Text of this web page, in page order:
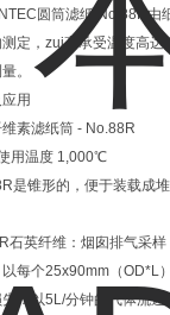
圆筒滤纸 No.88R由
定，zui高承受温度高
。
用
素滤纸筒 - No.88R
用温度 1,000℃
是锥形的，便于装载成
石英纤维：烟囱排气采
每个25x90mm（OD*L
失：以5L/分钟的气体流